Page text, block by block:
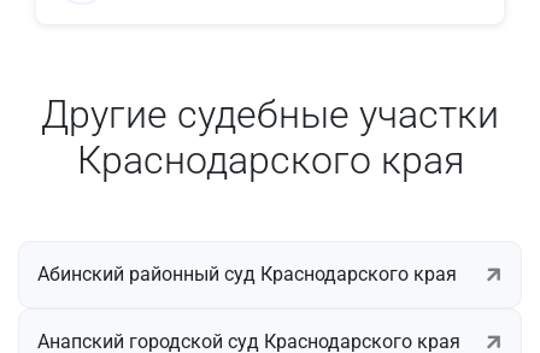
Другие судебные участки
Краснодарского края
Абинский районный суд Краснодарского края
Анапский городской суд Краснодарского края